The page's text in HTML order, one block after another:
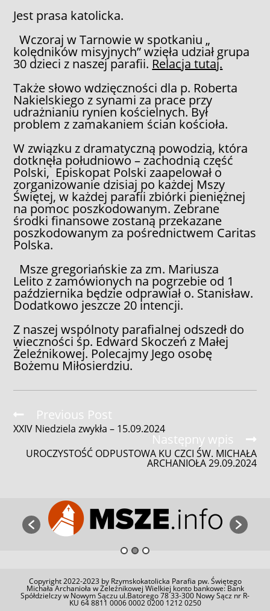
Jest prasa katolicka.
Wczoraj w Tarnowie w spotkaniu „
kolędników misyjnych” wzięła udział grupa
30 dzieci z naszej parafii. Relacja tutaj.
Także słowo wdzięczności dla p. Roberta
Nakielskiego z synami za prace przy
udrażnianiu rynien kościelnych. Był
problem z zamakaniem ścian kościoła.
W związku z dramatyczną powodzią, która
dotknęła południowo – zachodnią część
Polski, Episkopat Polski zaapelował o
zorganizowanie dzisiaj po każdej Mszy
Świętej, w każdej parafii zbiórki pieniężnej
na pomoc poszkodowanym. Zebrane
środki finansowe zostaną przekazane
poszkodowanym za pośrednictwem Caritas
Polska.
Msze gregoriańskie za zm. Mariusza
Lelito z zamówionych na pogrzebie od 1
października będzie odprawiał o. Stanisław.
Dodatkowo jeszcze 20 intencji.
Z naszej wspólnoty parafialnej odszedł do
wieczności śp. Edward Skoczeń z Małej
Żeleźnikowej. Polecajmy Jego osobę
Bożemu Miłosierdziu.
Read
more
articles
Previous Post
XXIV Niedziela zwykła – 15.09.2024
Następny wpis
UROCZYSTOŚĆ ODPUSTOWA KU CZCI ŚW. MICHAŁA
ARCHANIOŁA 29.09.2024
Copyright 2022-2023 by Rzymskokatolicka Parafia pw. Świętego
Michała Archanioła w Żeleźnikowej Wielkiej konto bankowe: Bank
Spółdzielczy w Nowym Sączu ul.Batorego 78 33-300 Nowy Sącz nr R-
KU 64 8811 0006 0002 0200 1212 0250